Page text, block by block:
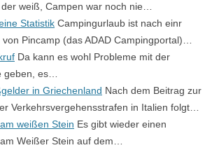
weiß, Campen war noch nie…
Statistik Campingurlaub ist nach einr
von Pincamp (das ADAD Campingportal)…
Da kann es wohl Probleme mit der
geben, es…
in Griechenland Nach dem Beitrag zur
Verkehrsvergehensstrafen in Italien folgt…
weißen Stein Es gibt wieder einen
Weißer Stein auf dem…